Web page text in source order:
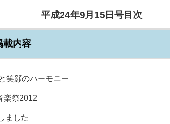
平成24年9月15日号目次
載内容
顔のハーモニー
楽祭2012
ました